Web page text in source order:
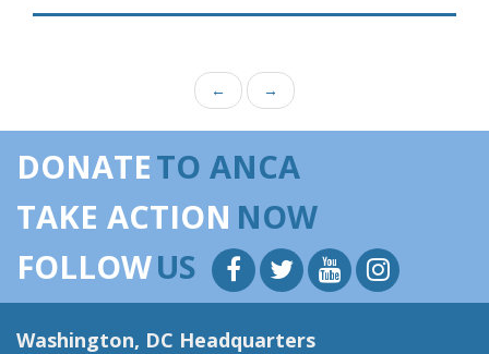
← →
DONATETO ANCA
TAKE ACTION NOW
FOLLOWUS
Washington, DC Headquarters